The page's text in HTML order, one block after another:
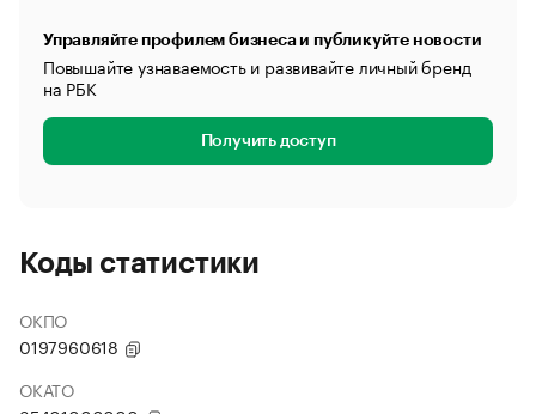
Управляйте профилем бизнеса и публикуйте новости
Повышайте узнаваемость и развивайте личный бренд
на РБК
Получить доступ
Коды статистики
ОКПО
0197960618
ОКАТО